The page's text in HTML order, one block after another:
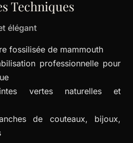
Techniques
élégant
fossilisée de mammouth
professionnelle pour
vertes naturelles et
de couteaux, bijoux,